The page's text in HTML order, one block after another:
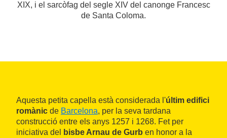
XIX, i el sarcòfag del segle XIV del canonge Francesc
de Santa Coloma.
Aquesta petita capella està considerada l'últim edifici
romànic de Barcelona, per la seva tardana
construcció entre els anys 1257 i 1268. Fet per
iniciativa del
bisbe Arnau de Gurb en honor a la